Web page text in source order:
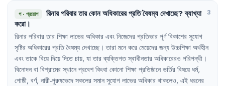
গ· প্রয়োগ রিনারপরিবারতারকোনঅধিকারেরপ্রতিবৈষম্যদেখাচ্ছে?ব্যাখ্যা
করো।
3
রিনার পরিবার তার শিক্ষা লাভের অধিকার এবং নিজেদের প্রতিভার পূর্ণ বিকাশের সুযোগ
সৃষ্টির অধিকারের প্রতি বৈষম্য দেখাচ্ছে। তারা মনে করে মেয়েদের জন্য উচ্চশিক্ষা অর্থহীন
এবং তাকে বিয়ে দিয়ে দিতে চায়, যা তার ব্যক্তিগত স্বাধীনতার অধিকারেরও পরিপন্থী ।
বিনোদন বা বিশ্রামের স্থানে প্রবেশ কিংবা কোনো শিক্ষা প্রতিষ্ঠানে ভর্তির বিষয়ে ধর্ম,
গোষ্ঠী, বর্ণ, নারী-পুরুষভেদে সকলের সমান সুযোগ লাভের অধিকার থাকলেও, এই ধরনের